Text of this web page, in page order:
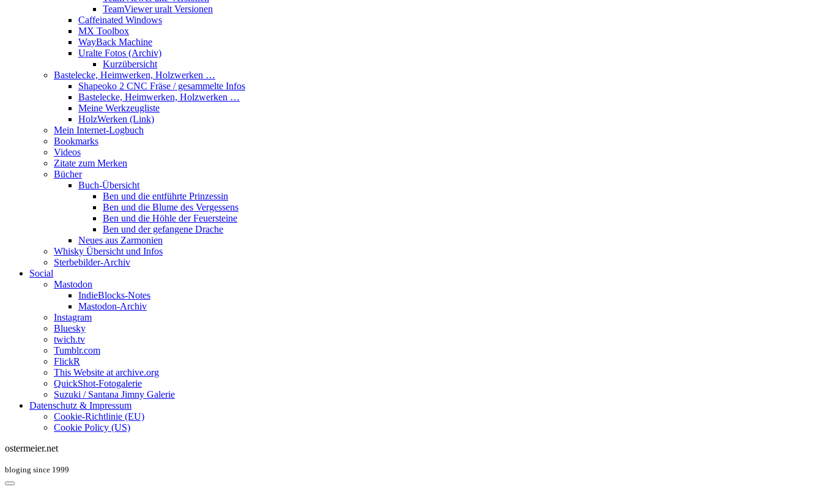
TeamViewer uralt Versionen
Caffeinated Windows
MX Toolbox
WayBack Machine
Uralte Fotos (Archiv)
Kurzübersicht
Bastelecke, Heimwerken, Holzwerken …
Shapeoko 2 CNC Fräse / gesammelte Infos
Bastelecke, Heimwerken, Holzwerken …
Meine Werkzeugliste
HolzWerken (Link)
Mein Internet-Logbuch
Bookmarks
Videos
Zitate zum Merken
Bücher
Buch-Übersicht
Ben und die entführte Prinzessin
Ben und die Blume des Vergessens
Ben und die Höhle der Feuersteine
Ben und der gefangene Drache
Neues aus Zarmonien
Whisky Übersicht und Infos
Sterbebilder-Archiv
Social
Mastodon
IndieBlocks-Notes
Mastodon-Archiv
Instagram
Bluesky
twich.tv
Tumblr.com
FlickR
This Website at archive.org
QuickShot-Fotogalerie
Suzuki / Santana Jimny Galerie
Datenschutz & Impressum
Cookie-Richtlinie (EU)
Cookie Policy (US)
ostermeier.net
bloging since 1999